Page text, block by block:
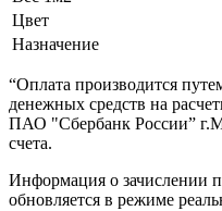
Цвет
Назначение
“Оплата производится
денежных средств на
ПАО "Сбербанк России”
счета.
Информация о зачислении
обновляется в режиме